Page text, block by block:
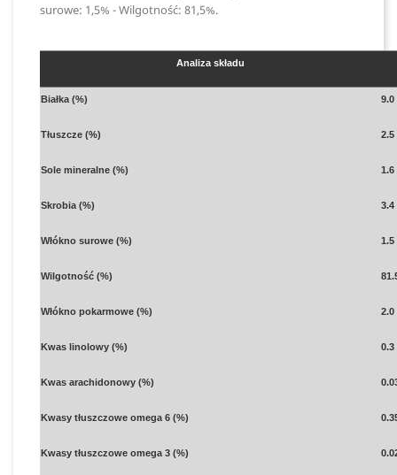
surowe: 1,5% - Wilgotność: 81,5%.
Analiza składu
Białka (%) 9.0
Tłuszcze (%) 2.5
Sole mineralne (%) 1.6
Skrobia (%) 3.4
Włókno surowe (%) 1.5
Wilgotność (%)
Włókno pokarmowe (%) 2.0
Kwas linolowy (%) 0.3
Kwas arachidonowy (%)
Kwasy tłuszczowe omega 6 (%)
Kwasy tłuszczowe omega 3 (%)